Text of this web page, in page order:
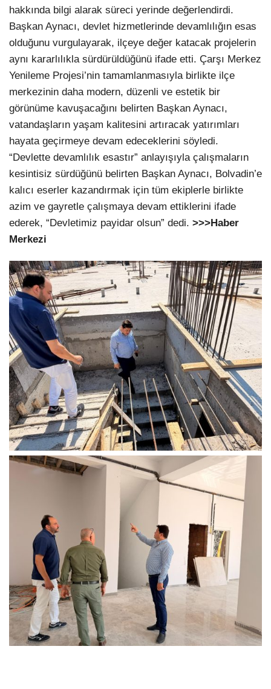
hakkında bilgi alarak süreci yerinde değerlendirdi.
Başkan Aynacı, devlet hizmetlerinde devamlılığın esas
olduğunu vurgulayarak, ilçeye değer katacak projelerin
aynı kararlılıkla sürdürüldüğünü ifade etti. Çarşı Merkez
Yenileme Projesi’nin tamamlanmasıyla birlikte ilçe
merkezinin daha modern, düzenli ve estetik bir
görünüme kavuşacağını belirten Başkan Aynacı,
vatandaşların yaşam kalitesini artıracak yatırımları
hayata geçirmeye devam edeceklerini söyledi.
“Devlette devamlılık esastır” anlayışıyla çalışmaların
kesintisiz sürdüğünü belirten Başkan Aynacı, Bolvadin’e
kalıcı eserler kazandırmak için tüm ekiplerle birlikte
azim ve gayretle çalışmaya devam ettiklerini ifade
ederek, “Devletimiz payidar olsun” dedi. >>>Haber
Merkezi